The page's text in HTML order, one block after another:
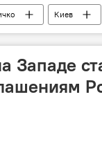
Киев
Западе